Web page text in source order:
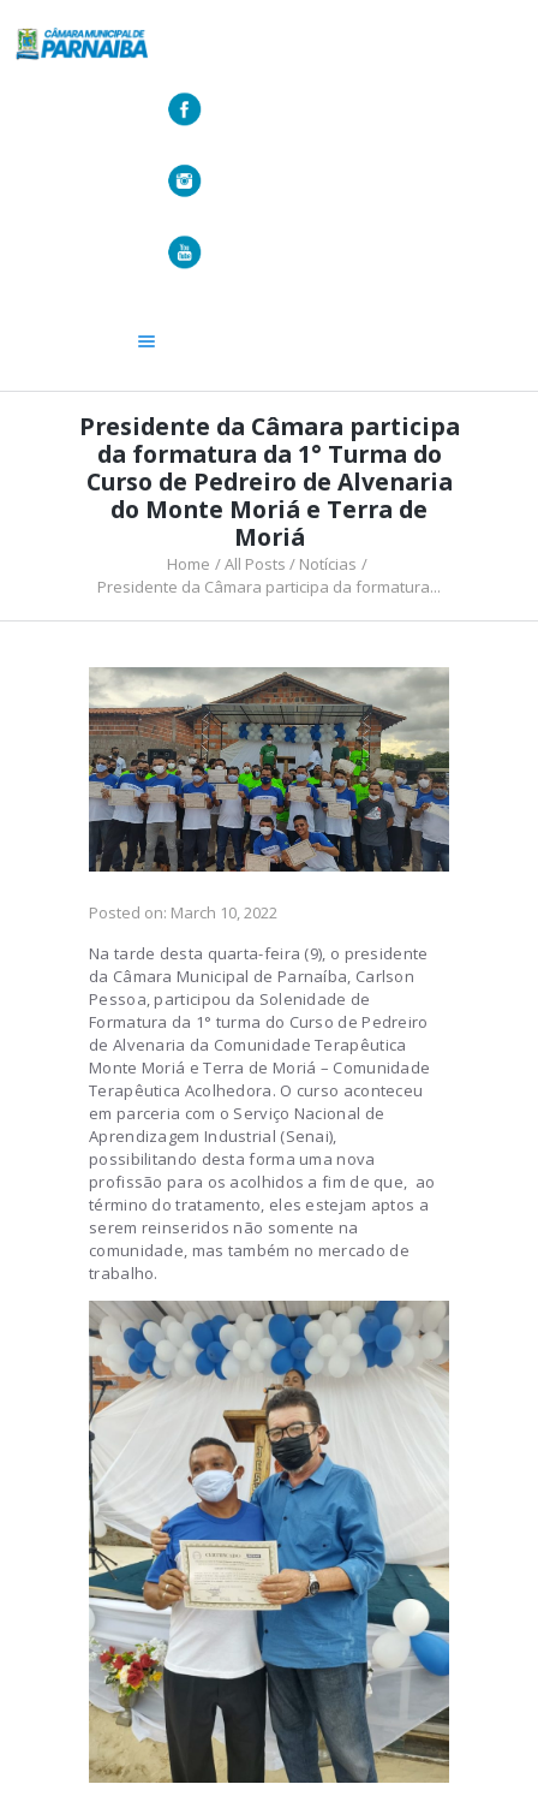
Presidente da Câmara participa
da formatura da 1° Turma do
Curso de Pedreiro de Alvenaria
do Monte Moriá e Terra de
Moriá
Home All Posts
Notícias
Presidente da Câmara participa da formatura...
VEREADORES
LEGISLATIVO
TRANSPARÊNCIA
Posted on: March 10, 2022
Na tarde desta quarta-feira (9), o presidente
da Câmara Municipal de Parnaíba, Carlson
Pessoa, participou da Solenidade de
Formatura da 1° turma do Curso de Pedreiro
de Alvenaria da Comunidade Terapêutica
Monte Moriá e Terra de Moriá – Comunidade
Terapêutica Acolhedora. O curso aconteceu
em parceria com o Serviço Nacional de
Aprendizagem Industrial (Senai),
possibilitando desta forma uma nova
profissão para os acolhidos a fim de que, ao
término do tratamento, eles estejam aptos a
serem reinseridos não somente na
comunidade, mas também no mercado de
trabalho.